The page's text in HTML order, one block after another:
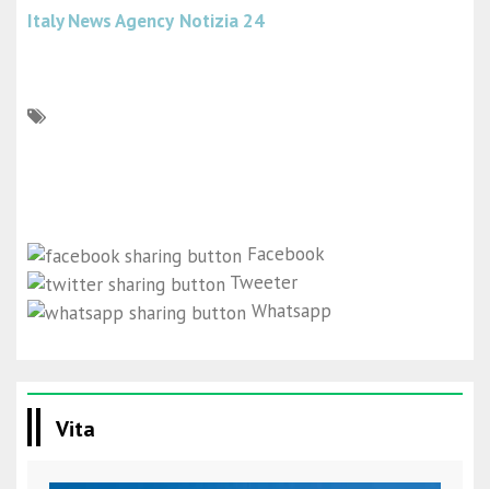
Italy News Agency Notizia 24
Facebook
Tweeter
Whatsapp
Vita